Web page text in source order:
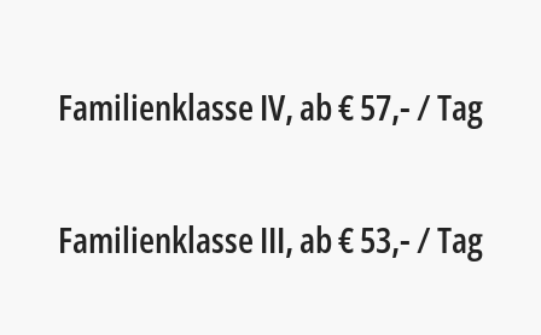
Familienklasse IV, ab € 57,- / Tag
Familienklasse III, ab € 53,- / Tag